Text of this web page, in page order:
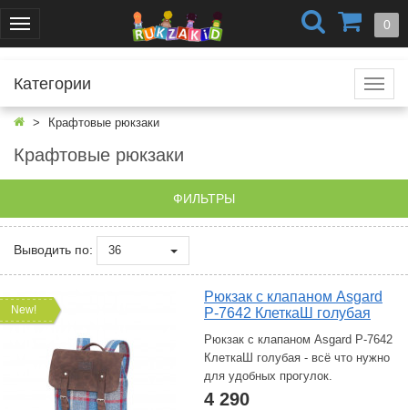
Меню 0
+7 (499) 404-0550
г. Москва
+7 (812) 424-4251
Категории
Крафтовые рюкзаки
Крафтовые рюкзаки
ФИЛЬТРЫ
Выводить по: 36
New!
Рюкзак с клапаном Asgard
Р-7642 КлеткаШ голубая
Рюкзак с клапаном Asgard Р-7642
КлеткаШ голубая - всё что нужно
для удобных прогулок.
4 290